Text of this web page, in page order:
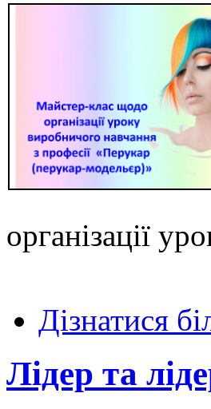
організації
Дізнатися
Лідер та